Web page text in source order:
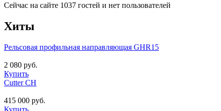
Сейчас на сайте 1037 гостей и нет пользователей
Хиты
Рельсовая профильная направляющая GHR15
2 080 руб.
Купить
Cutter CH
415 000 руб.
Купить